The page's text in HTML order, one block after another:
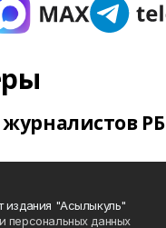
РБ
"Асылыкуль"
персональных данных